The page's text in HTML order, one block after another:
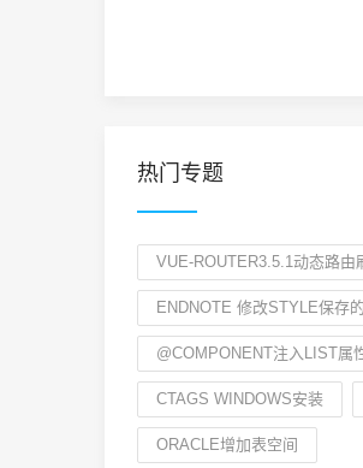
热门专题
VUE-ROUTER3.5.1动态路由
ENDNOTE 修改STYLE保存
@COMPONENT注入LIST属
CTAGS WINDOWS安装
ORACLE增加表空间